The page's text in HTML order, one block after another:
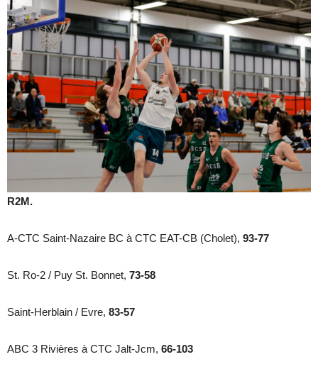
R2M.
A-CTC Saint-Nazaire BC à CTC EAT-CB (Cholet), 93-77
St. Ro-2 / Puy St. Bonnet, 73-58
Saint-Herblain / Evre, 83-57
ABC 3 Rivières à CTC Jalt-Jcm, 66-103